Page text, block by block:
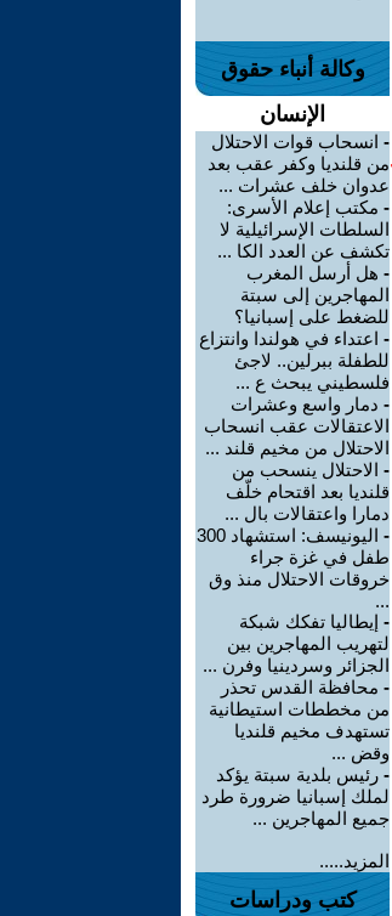
وكالة أنباء حقوق
الإنسان
- انسحاب قوات الاحتلال
من قلنديا وكفر عقب بعد
عدوان خلف عشرات ...
- مكتب إعلام الأسرى:
السلطات الإسرائيلية لا
تكشف عن العدد الكا ...
- هل أرسل المغرب
المهاجرين إلى سبتة
للضغط على إسبانيا؟
- اعتداء في هولندا وانتزاع
للطفلة ببرلين.. لاجئ
فلسطيني يبحث ع ...
- دمار واسع وعشرات
الاعتقالات عقب انسحاب
الاحتلال من مخيم قلند ...
- الاحتلال ينسحب من
قلنديا بعد اقتحام خلّف
دمارا واعتقالات بال ...
-
اليونيسف: استشهاد 300
طفل في غزة جراء
خروقات الاحتلال منذ وق
...
- إيطاليا تفكك شبكة
لتهريب المهاجرين بين
الجزائر وسردينيا وفرن ...
- محافظة القدس تحذر
من مخططات استيطانية
تستهدف مخيم قلنديا
وقض ...
- رئيس بلدية سبتة يؤكد
لملك إسبانيا ضرورة طرد
جميع المهاجرين ...
المزيد.....
كتب ودراسات